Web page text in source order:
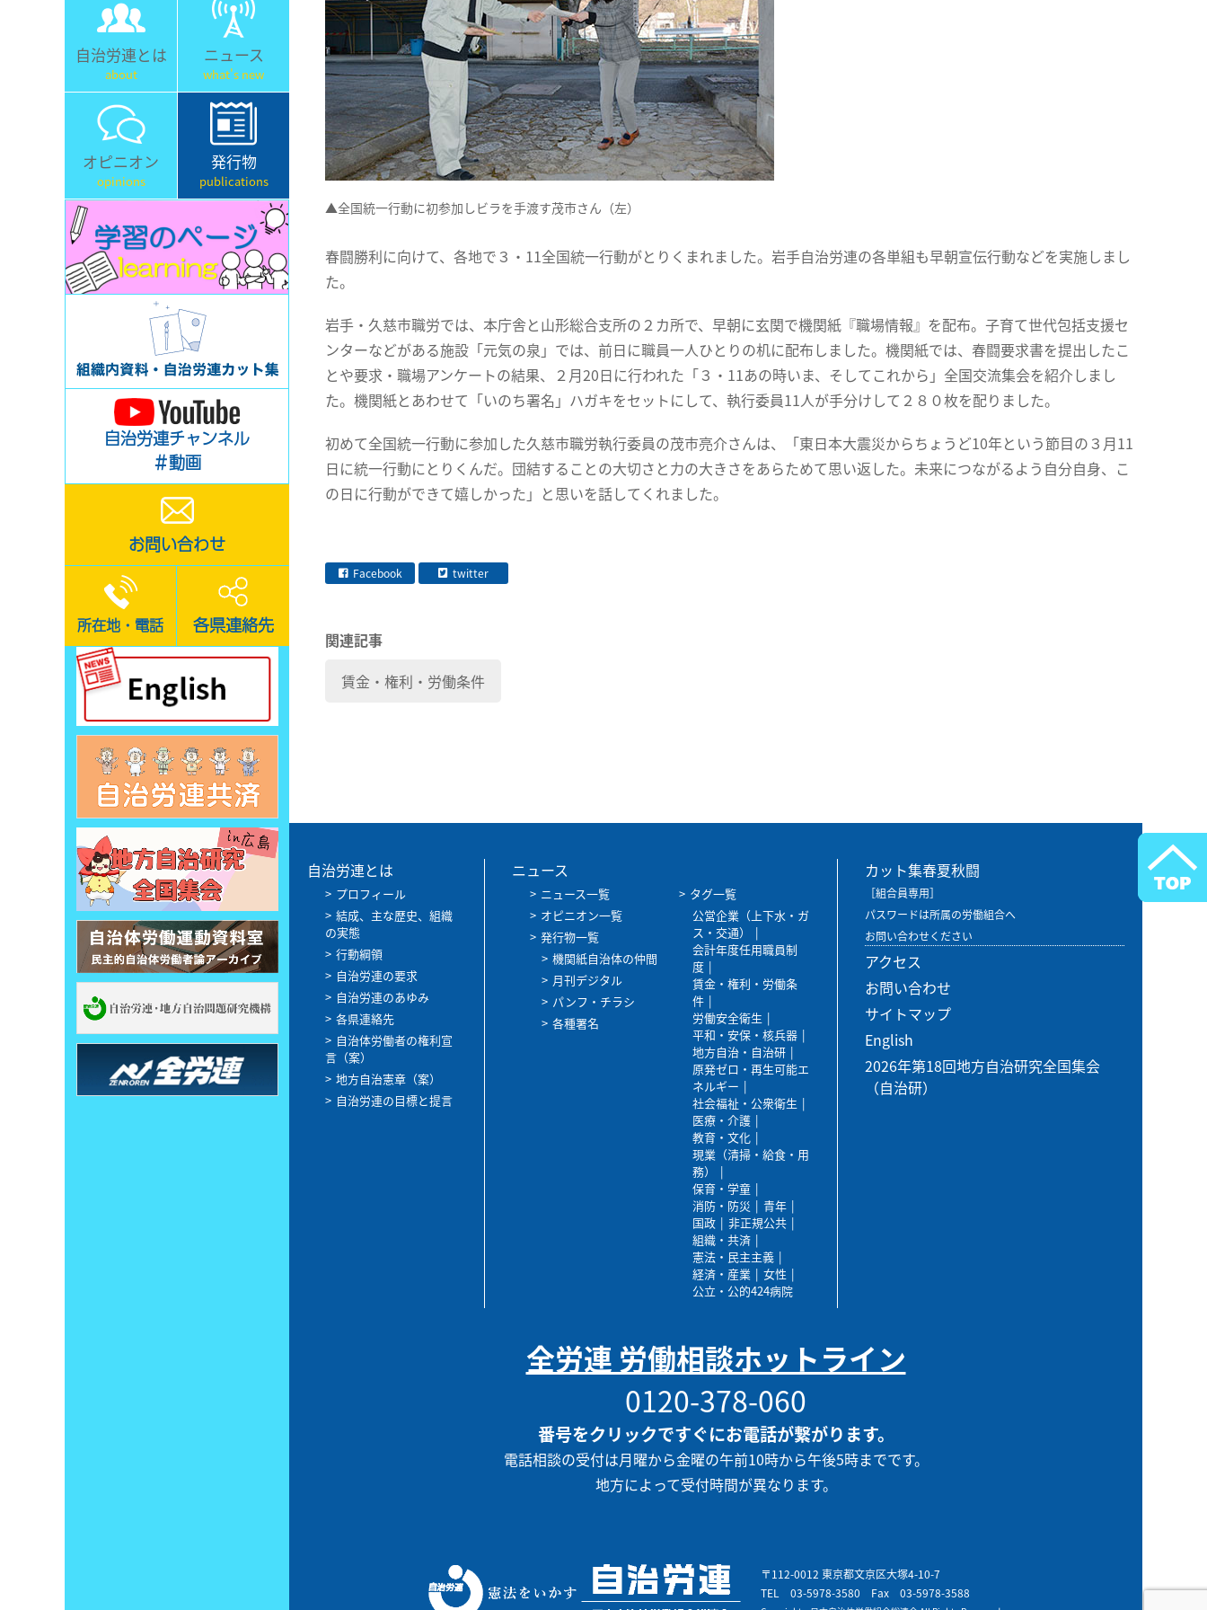
自治労連とは
about
ニュース
what's new
オピニオン
opinions
発行物
publications
自治労連チャンネル
＃動画
お問い合わせ
所在地・電話 各県連絡先
▲全国統一行動に初参加しビラを手渡す茂市さん（左）
春闘勝利に向けて、各地で３・11全国統一行動がとりくまれました。岩手自治労連の各単組も早朝宣伝行動などを実施しまし
た。
岩手・久慈市職労では、本庁舎と山形総合支所の２カ所で、早朝に玄関で機関紙『職場情報』を配布。子育て世代包括支援セ
ンターなどがある施設「元気の泉」では、前日に職員一人ひとりの机に配布しました。機関紙では、春闘要求書を提出したこ
とや要求・職場アンケートの結果、２月20日に行われた「３・11あの時いま、そしてこれから」全国交流集会を紹介しまし
た。機関紙とあわせて「いのち署名」ハガキをセットにして、執行委員11人が手分けして２８０枚を配りました。
初めて全国統一行動に参加した久慈市職労執行委員の茂市亮介さんは、「東日本大震災からちょうど10年という節目の３月11
日に統一行動にとりくんだ。団結することの大切さと力の大きさをあらためて思い返した。未来につながるよう自分自身、こ
の日に行動ができて嬉しかった」と思いを話してくれました。
Facebook twitter
関連記事
賃金・権利・労働条件
自治労連とは
プロフィール
結成、主な歴史、組織
の実態
行動綱領
自治労連の要求
自治労連のあゆみ
各県連絡先
自治体労働者の権利宣
言（案）
地方自治憲章（案）
自治労連の目標と提言
ニュース
ニュース一覧
オピニオン一覧
発行物一覧
機関紙自治体の仲間
月刊デジタル
パンフ・チラシ
各種署名
タグ一覧
公営企業（上下水・ガ
ス・交通）
会計年度任用職員制
度
賃金・権利・労働条
件
労働安全衛生
平和・安保・核兵器
地方自治・自治研
原発ゼロ・再生可能エ
ネルギー
社会福祉・公衆衛生
医療・介護
教育・文化
現業（清掃・給食・用
務）
保育・学童
消防・防災
青年
国政
非正規公共
組織・共済
憲法・民主主義
経済・産業
女性
公立・公的424病院
カット集春夏秋闘
［組合員専用］
パスワードは所属の労働組合へ
お問い合わせください
アクセス
お問い合わせ
サイトマップ
English
2026年第18回地方自治研究全国集会
（自治研）
全労連 労働相談ホットライン
0120-378-060
番号をクリックですぐにお電話が繋がります。
電話相談の受付は月曜から金曜の午前10時から午後5時までです。
地方によって受付時間が異なります。
〒112-0012 東京都文京区大塚4-10-7
TEL 03-5978-3580 Fax 03-5978-3588